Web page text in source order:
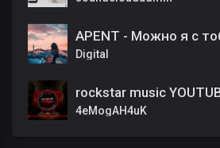
APENT - Можно я с
Digital
rockstar music
4eMogAH4uK